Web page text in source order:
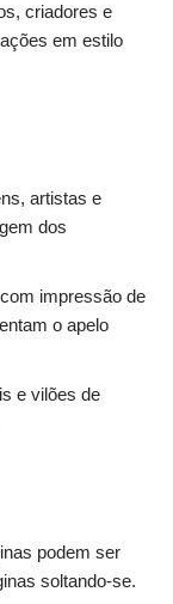
criadores e
em estilo
artistas e
dos
impressão de
o apelo
e vilões de
podem ser
soltando-se.